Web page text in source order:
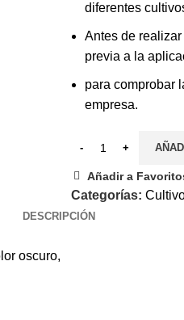
diferentes
Antes de
previa a la
para comprobar
empresa.
Añadir a
Categorías:
DESCRIPCIÓN
oscuro,